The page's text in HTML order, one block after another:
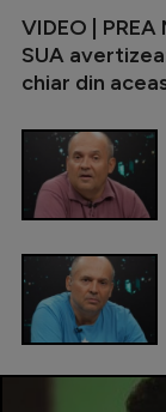
VIDEO |
SUA
chiar din